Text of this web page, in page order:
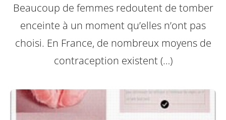
Beaucoup de femmes redoutent de tomber
enceinte à un moment qu’elles n’ont pas
choisi. En France, de nombreux moyens de
contraception existent (…)